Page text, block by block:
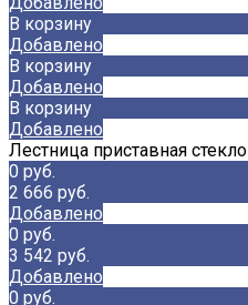
В корзину
Добавлено
В корзину
Добавлено
В корзину
Добавлено
Лестница приставная
0 руб.
2 666 руб.
Добавлено
0 руб.
3 542 руб.
Добавлено
0 руб.